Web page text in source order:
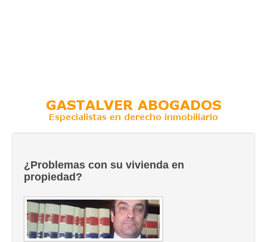
¿Problemas con su vivienda en
propiedad?